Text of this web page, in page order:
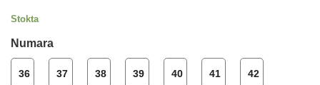
Stokta
Numara
36 37 38 39 40 41 42